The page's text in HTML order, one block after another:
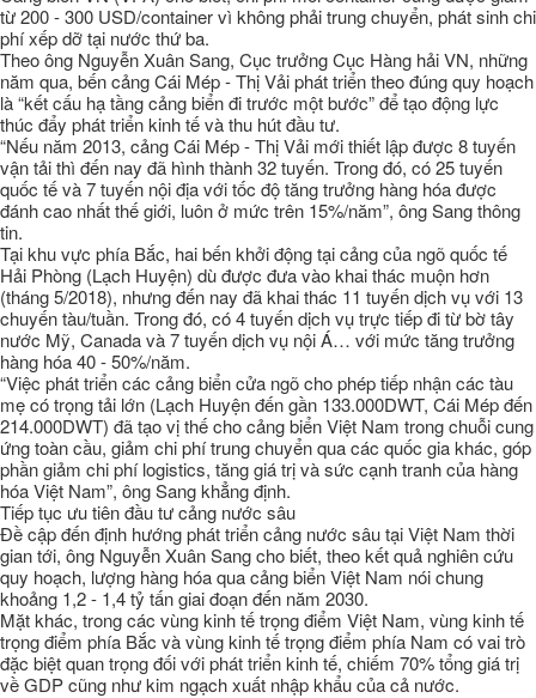
từ 200 - 300 USD/container vì không phải trung chuyển, phát sinh chi
phí xếp dỡ tại nước thứ ba.
Theo ông Nguyễn Xuân Sang, Cục trưởng Cục Hàng hải VN, những
năm qua, bến cảng Cái Mép - Thị Vải phát triển theo đúng quy hoạch
là “kết cấu hạ tầng cảng biển đi trước một bước” để tạo động lực
thúc đẩy phát triển kinh tế và thu hút đầu tư.
“Nếu năm 2013, cảng Cái Mép - Thị Vải mới thiết lập được 8 tuyến
vận tải thì đến nay đã hình thành 32 tuyến. Trong đó, có 25 tuyến
quốc tế và 7 tuyến nội địa với tốc độ tăng trưởng hàng hóa được
đánh cao nhất thế giới, luôn ở mức trên 15%/năm”, ông Sang thông
tin.
Tại khu vực phía Bắc, hai bến khởi động tại cảng của ngõ quốc tế
Hải Phòng (Lạch Huyện) dù được đưa vào khai thác muộn hơn
(tháng 5/2018), nhưng đến nay đã khai thác 11 tuyến dịch vụ với 13
chuyến tàu/tuần. Trong đó, có 4 tuyến dịch vụ trực tiếp đi từ bờ tây
nước Mỹ, Canada và 7 tuyến dịch vụ nội Á… với mức tăng trưởng
hàng hóa 40 - 50%/năm.
“Việc phát triển các cảng biển cửa ngõ cho phép tiếp nhận các tàu
mẹ có trọng tải lớn (Lạch Huyện đến gần 133.000DWT, Cái Mép đến
214.000DWT) đã tạo vị thế cho cảng biển Việt Nam trong chuỗi cung
ứng toàn cầu, giảm chi phí trung chuyển qua các quốc gia khác, góp
phần giảm chi phí logistics, tăng giá trị và sức cạnh tranh của hàng
hóa Việt Nam”, ông Sang khẳng định.
Tiếp tục ưu tiên đầu tư cảng nước sâu
Đề cập đến định hướng phát triển cảng nước sâu tại Việt Nam thời
gian tới, ông Nguyễn Xuân Sang cho biết, theo kết quả nghiên cứu
quy hoạch, lượng hàng hóa qua cảng biển Việt Nam nói chung
khoảng 1,2 - 1,4 tỷ tấn giai đoạn đến năm 2030.
Mặt khác, trong các vùng kinh tế trọng điểm Việt Nam, vùng kinh tế
trọng điểm phía Bắc và vùng kinh tế trọng điểm phía Nam có vai trò
đặc biệt quan trọng đối với phát triển kinh tế, chiếm 70% tổng giá trị
về GDP cũng như kim ngạch xuất nhập khẩu của cả nước.